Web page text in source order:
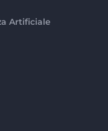
Artificiale